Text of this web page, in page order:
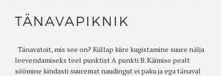
TÄNAVAPIKNIK
Tänavatoit, mis see on? Küllap kiire kugistamine suure nälja
leevendamiseks teel punktist A punkti B. Käimise pealt
söömine kindasti suuremat naudingut ei paku ja ega tänaval